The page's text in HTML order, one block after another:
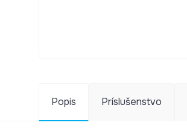
Popis Príslušenstvo